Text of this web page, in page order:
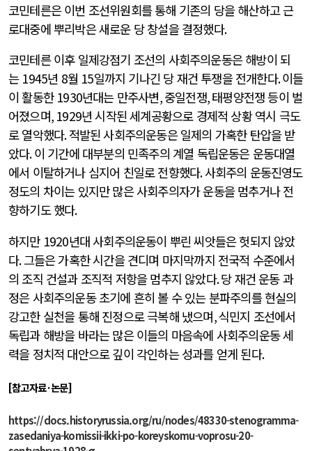
코민테른은 이번 조선위원회를 통해 기존의 당을 해산하고 근
로대중에 뿌리박은 새로운 당 창설을 결정했다.
코민테른 이후 일제강점기 조선의 사회주의운동은 해방이 되
는 1945년 8월 15일까지 기나긴 당 재건 투쟁을 전개한다.이들
이 활동한 1930년대는 만주사변,중일전쟁,태평양전쟁 등이 벌
어졌으며, 1929년 시작된 세계공황으로 경제적 상황 역시 극도
로 열악했다.적발된 사회주의운동은 일제의 가혹한 탄압을 받
았다.이 기간에 대부분의 민족주의 계열 독립운동은 운동대열
에서 이탈하거나 심지어 친일로 전향했다.사회주의 운동진영도
정도의 차이는 있지만 많은 사회주의자가 운동을 멈추거나 전
향하기도 했다.
하지만 1920년대 사회주의운동이 뿌린 씨앗들은 헛되지 않았
다.그들은 가혹한 시간을 견디며 마지막까지 전국적 수준에서
의 조직 건설과 조직적 저항을 멈추지 않았다.당 재건 운동 과
정은 사회주의운동 초기에 흔히 볼 수 있는 분파주의를 현실의
강고한 실천을 통해 진정으로 극복해 냈으며,식민지 조선에서
독립과 해방을 바라는 많은 이들의 마음속에 사회주의운동 세
력을 정치적 대안으로 깊이 각인하는 성과를 얻게 된다.
[참고자료·논문]
https://docs.historyrussia.org/ru/nodes/48330-stenogramma-
zasedaniya-komissii-ikki-po-koreyskomu-voprosu-20-